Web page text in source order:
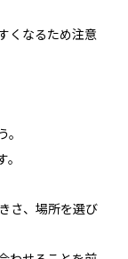
くなるため注意
。
さ、場所を選び